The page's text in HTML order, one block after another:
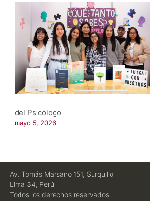
del Psicólogo
mayo 5, 2026
Av. Tomás Marsano 151, Surquillo
Lima 34, Perú
Todos los derechos reservados.